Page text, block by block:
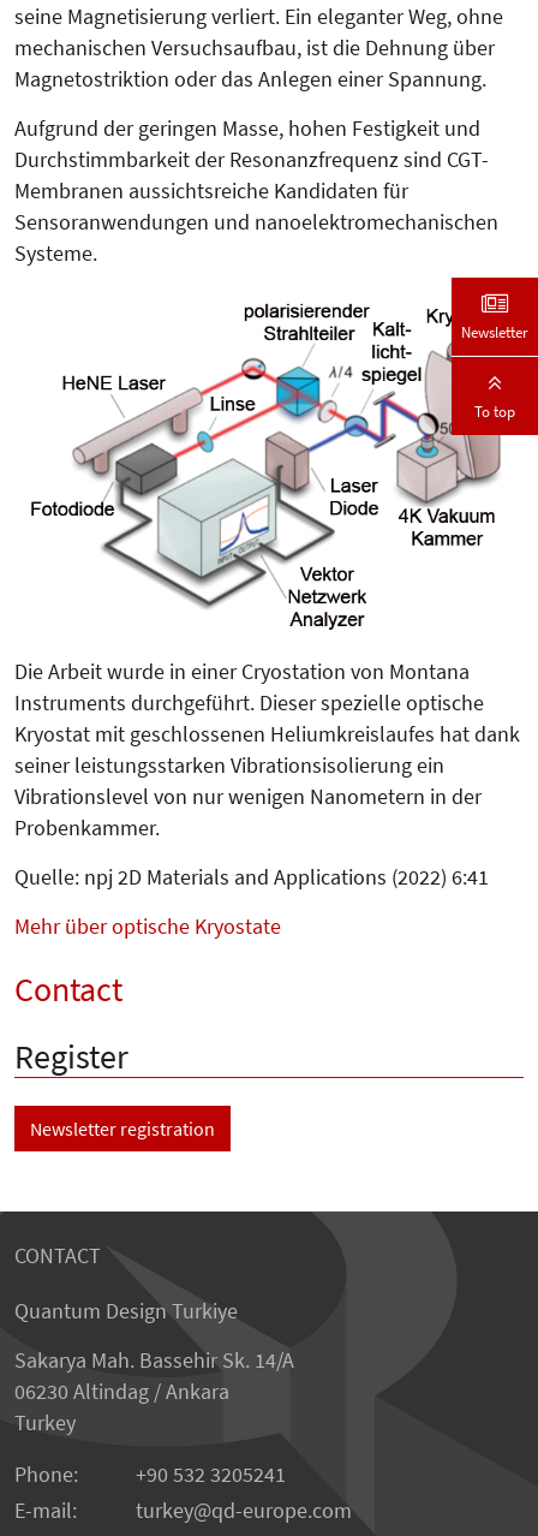
seine Magnetisierung verliert. Ein eleganter Weg, ohne
mechanischen Versuchsaufbau, ist die Dehnung über
Magnetostriktion oder das Anlegen einer Spannung.
Aufgrund der geringen Masse, hohen Festigkeit und
Durchstimmbarkeit der Resonanzfrequenz sind CGT-
Membranen aussichtsreiche Kandidaten für
Sensoranwendungen und nanoelektromechanischen
Systeme.
Die Arbeit wurde in einer Cryostation von Montana
Instruments durchgeführt. Dieser spezielle optische
Kryostat mit geschlossenen Heliumkreislaufes hat dank
seiner leistungsstarken Vibrationsisolierung ein
Vibrationslevel von nur wenigen Nanometern in der
Probenkammer.
Quelle: npj 2D Materials and Applications (2022) 6:41
Mehr über optische Kryostate
Contact
Register
Newsletter registration
CONTACT
Quantum Design Turkiye
Sakarya Mah. Bassehir Sk. 14/A
06230 Altindag / Ankara
Turkey
Phone:
+90 532 3205241
E-mail:
turkey qd-europe.com
Newsletter
To top